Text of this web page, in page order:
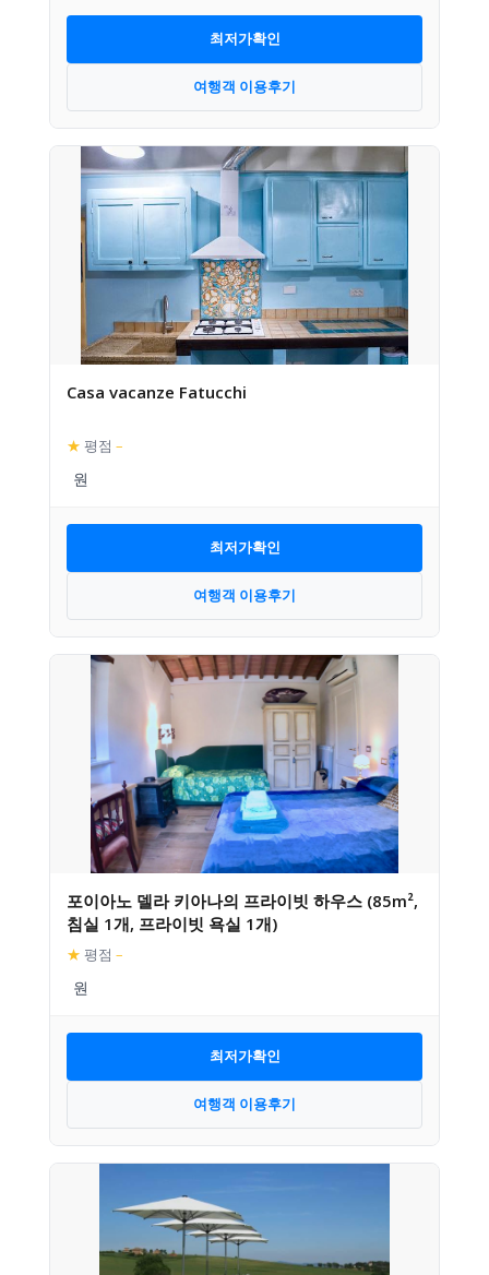
최저가확인
여행객 이용후기
Casa vacanze Fatucchi
★ 평점 –
최저가확인
여행객 이용후기
포이아노 델라 키아나의 프라이빗 하우스 (85m²,
침실 1개, 프라이빗 욕실 1개)
★ 평점 –
최저가확인
여행객 이용후기